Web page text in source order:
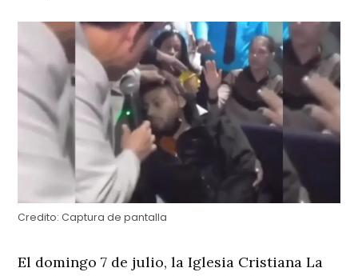
Credito: Captura de pantalla
El domingo 7 de julio, la Iglesia Cristiana La